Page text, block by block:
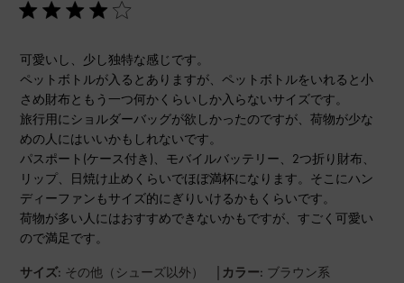
可愛いし、少し独特な感じです。
ペットボトルが入るとありますが、ペットボトルをいれると小
さめ財布ともう一つ何かくらいしか入らないサイズです。
旅行用にショルダーバッグが欲しかったのですが、荷物が少な
めの人にはいいかもしれないです。
パスポート(ケース付き)、モバイルバッテリー、2つ折り財布、
リップ、日焼け止めくらいでほぼ満杯になります。そこにハン
ディーファンもサイズ的にぎりいけるかもくらいです。
荷物が多い人にはおすすめできないかもですが、すごく可愛い
ので満足です。
サイズ: その他（シューズ以外） | カラー: ブラウン系